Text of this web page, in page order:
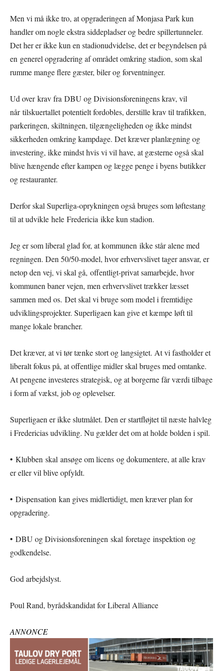
Men vi må ikke tro, at opgraderingen af Monjasa Park kun
handler om nogle ekstra siddepladser og bedre spillertunneler.
Det her er ikke kun en stadionudvidelse, det er begyndelsen på
en generel opgradering af området omkring stadion, som skal
rumme mange flere gæster, biler og forventninger.
Ud over krav fra DBU og Divisionsforeningens krav, vil
når tilskuertallet potentielt fordobles, derstille krav til trafikken,
parkeringen, skiltningen, tilgængeligheden og ikke mindst
sikkerheden omkring kampdage. Det kræver planlægning og
investering, ikke mindst hvis vi vil have, at gæsterne også skal
blive hængende efter kampen og lægge penge i byens butikker
og restauranter.
Derfor skal Superliga-oprykningen også bruges som løftestang
til at udvikle hele Fredericia ikke kun stadion.
Jeg er som liberal glad for, at kommunen ikke står alene med
regningen. Den 50/50-model, hvor erhvervslivet tager ansvar, er
netop den vej, vi skal gå, offentligt-privat samarbejde, hvor
kommunen baner vejen, men erhvervslivet trækker læsset
sammen med os. Det skal vi bruge som model i fremtidige
udviklingsprojekter. Superligaen kan give et kæmpe løft til
mange lokale brancher.
Det kræver, at vi tør tænke stort og langsigtet. At vi fastholder et
liberalt fokus på, at offentlige midler skal bruges med omtanke.
At pengene investeres strategisk, og at borgerne får værdi tilbage
i form af vækst, job og oplevelser.
Superligaen er ikke slutmålet. Den er startfløjtet til næste halvleg
i Fredericias udvikling. Nu gælder det om at holde bolden i spil.
• Klubben skal ansøge om licens og dokumentere, at alle krav
er eller vil blive opfyldt.
• Dispensation kan gives midlertidigt, men kræver plan for
opgradering.
• DBU og Divisionsforeningen skal foretage inspektion og
godkendelse.
God arbejdslyst.
Poul Rand, byrådskandidat for Liberal Alliance
ANNONCE